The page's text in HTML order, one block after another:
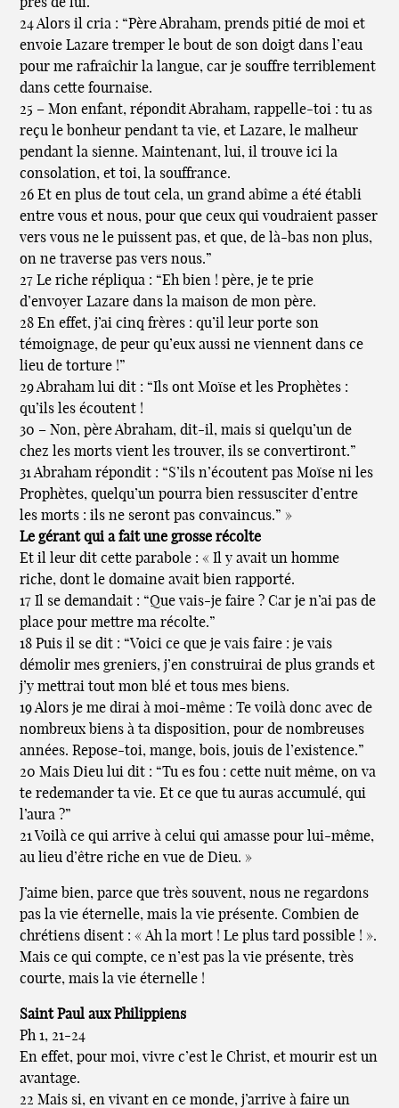
24 Alors il cria : “Père Abraham, prends pitié de moi et
envoie Lazare tremper le bout de son doigt dans l’eau
pour me rafraîchir la langue, car je souffre terriblement
dans cette fournaise.
25 – Mon enfant, répondit Abraham, rappelle-toi : tu as
reçu le bonheur pendant ta vie, et Lazare, le malheur
pendant la sienne. Maintenant, lui, il trouve ici la
consolation, et toi, la souffrance.
26 Et en plus de tout cela, un grand abîme a été établi
entre vous et nous, pour que ceux qui voudraient passer
vers vous ne le puissent pas, et que, de là-bas non plus,
on ne traverse pas vers nous.”
27 Le riche répliqua : “Eh bien ! père, je te prie
d’envoyer Lazare dans la maison de mon père.
28 En effet, j’ai cinq frères : qu’il leur porte son
témoignage, de peur qu’eux aussi ne viennent dans ce
lieu de torture !”
29 Abraham lui dit : “Ils ont Moïse et les Prophètes :
qu’ils les écoutent !
30 – Non, père Abraham, dit-il, mais si quelqu’un de
chez les morts vient les trouver, ils se convertiront.”
31 Abraham répondit : “S’ils n’écoutent pas Moïse ni les
Prophètes, quelqu’un pourra bien ressusciter d’entre
les morts : ils ne seront pas convaincus.” »
Le gérant qui a fait une grosse récolte
Et il leur dit cette parabole : « Il y avait un homme
riche, dont le domaine avait bien rapporté.
17 Il se demandait : “Que vais-je faire ? Car je n’ai pas de
place pour mettre ma récolte.”
18 Puis il se dit : “Voici ce que je vais faire : je vais
démolir mes greniers, j’en construirai de plus grands et
j’y mettrai tout mon blé et tous mes biens.
19 Alors je me dirai à moi-même : Te voilà donc avec de
nombreux biens à ta disposition, pour de nombreuses
années. Repose-toi, mange, bois, jouis de l’existence.”
20 Mais Dieu lui dit : “Tu es fou : cette nuit même, on va
te redemander ta vie. Et ce que tu auras accumulé, qui
l’aura ?”
21 Voilà ce qui arrive à celui qui amasse pour lui-même,
au lieu d’être riche en vue de Dieu. »
J’aime bien, parce que très souvent, nous ne regardons
pas la vie éternelle, mais la vie présente. Combien de
chrétiens disent : « Ah la mort ! Le plus tard possible ! ».
Mais ce qui compte, ce n’est pas la vie présente, très
courte, mais la vie éternelle !
Saint Paul aux Philippiens
Ph 1, 21-24
En effet, pour moi, vivre c’est le Christ, et mourir est un
avantage.
22 Mais si, en vivant en ce monde, j’arrive à faire un